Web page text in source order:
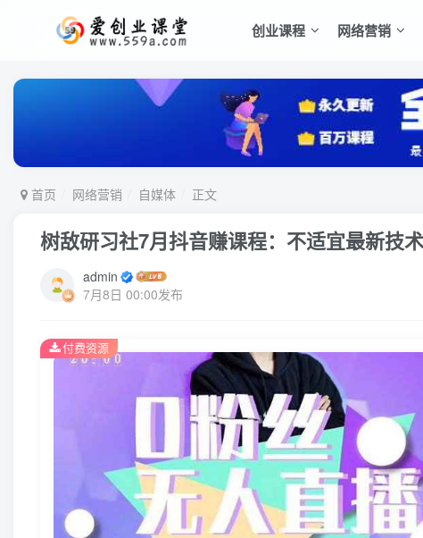
创业课程 网络营销
首页 网络营销 自媒体 正文
树敌‮习研‬社7月抖音赚课程：不适宜最
admin
7月8日 00:00发布
付费资源